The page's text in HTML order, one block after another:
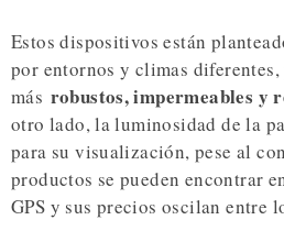
Estos dispositivos están
por entornos y climas
más robustos, impermeables y
otro lado, la luminosidad de la
para su visualización, pese al
productos se pueden encontrar
GPS y sus precios oscilan entre